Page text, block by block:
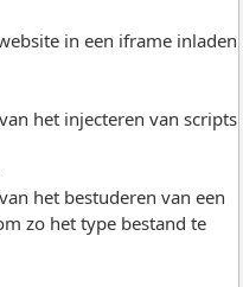
in een iframe inladen
het injecteren van scripts
het bestuderen van een
zo het type bestand te